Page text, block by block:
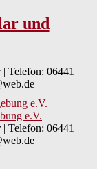
und
Telefon: 06441
e.V.
Telefon: 06441